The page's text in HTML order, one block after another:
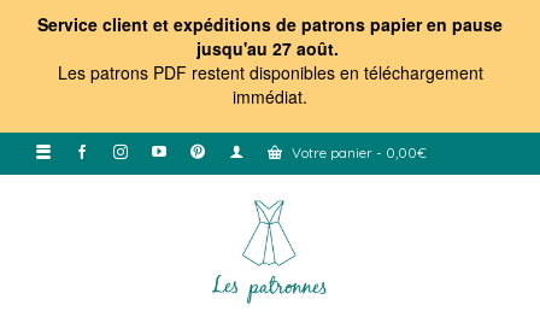
Service client et expéditions de patrons papier en pause
jusqu'au 27 août.
Les patrons PDF restent disponibles en téléchargement
immédiat.
Votre panier - 0,00€